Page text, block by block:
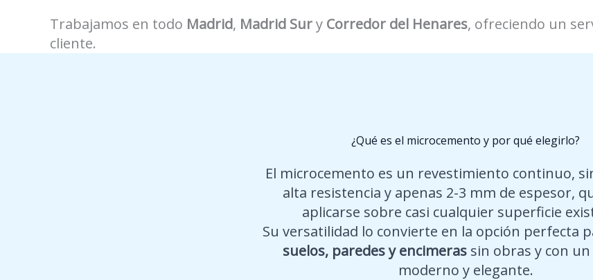
n
M
Trabajamos en todo Madrid, Madrid Sury Corredor del Henares, ofreciendo un
cliente.
¿Qué es el microcemento y por qué elegirlo?
El microcemento es un revestimiento continuo,
alta resistencia y apenas 2-3 mm de espesor,
aplicarse sobre casi cualquier superficie
Su versatilidad lo convierte en la opción perfecta
suelos, paredes y encimeras sin obras y con un
moderno y elegante.